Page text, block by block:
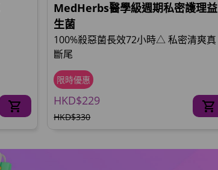
MedHerbs醫學級週期私密護理益
生菌
100%殺惡菌長效72小時△ 私密清爽真
斷尾
限時優惠
HKD$229
HKD$330